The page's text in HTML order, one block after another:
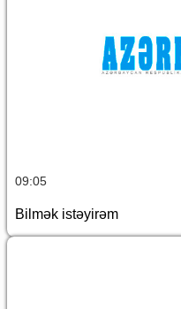
09:05
Bilmək istəyirəm